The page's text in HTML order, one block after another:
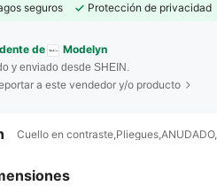
seguros
Protección de privacidad
de Modelyn
y enviado desde SHEIN.
a este vendedor y/o producto
Cuello en